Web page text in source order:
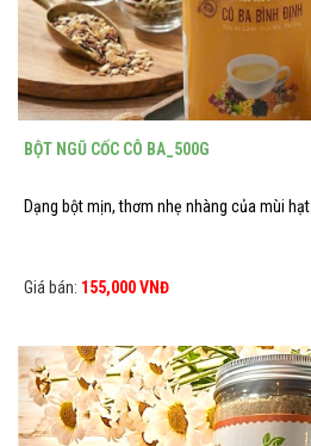
BỘT NGŨ CỐC CÔ BA_500G
Dạng bột mịn, thơm nhẹ nhàng của mùi hạt
Giá bán: 155,000 VNĐ